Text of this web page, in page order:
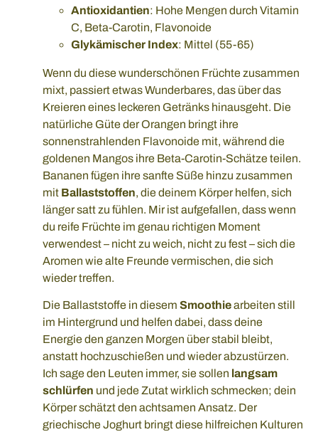
Antioxidantien: Hohe Mengen durch Vitamin
C, Beta-Carotin, Flavonoide
Glykämischer Index: Mittel (55-65)
Wenn du diese wunderschönen Früchte zusammen
mixt, passiert etwas Wunderbares, das über das
Kreieren eines leckeren Getränks hinausgeht. Die
natürliche Güte der Orangen bringt ihre
sonnenstrahlenden Flavonoide mit, während die
goldenen Mangos ihre Beta-Carotin-Schätze teilen.
Bananen fügen ihre sanfte Süße hinzu zusammen
mit Ballaststoffen, die deinem Körper helfen, sich
länger satt zu fühlen. Mir ist aufgefallen, dass wenn
du reife Früchte im genau richtigen Moment
verwendest – nicht zu weich, nicht zu fest – sich die
Aromen wie alte Freunde vermischen, die sich
wieder treffen.
Die Ballaststoffe in diesem Smoothiearbeiten still
im Hintergrund und helfen dabei, dass deine
Energie den ganzen Morgen über stabil bleibt,
anstatt hochzuschießen und wieder abzustürzen.
Ich sage den Leuten immer, sie sollen langsam
schlürfen und jede Zutat wirklich schmecken; dein
Körper schätzt den achtsamen Ansatz. Der
griechische Joghurt bringt diese hilfreichen Kulturen